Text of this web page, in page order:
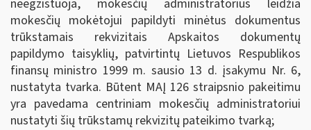
neegzistuoja, mokesčių administratorius leidžia
mokesčių mokėtojui papildyti minėtus dokumentus
trūkstamais rekvizitais Apskaitos dokumentų
papildymo taisyklių, patvirtintų Lietuvos Respublikos
finansų ministro 1999 m. sausio 13 d. įsakymu Nr. 6,
nustatyta tvarka. Būtent MAĮ 126 straipsnio pakeitimu
yra pavedama centriniam mokesčių administratoriui
nustatyti šių trūkstamų rekvizitų pateikimo tvarką;